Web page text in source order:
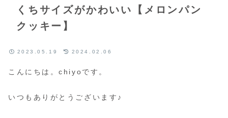
くちサイズがかわいい【メロンパン
クッキー】
2023.05.19 2024.02.06
こんにちは。chiyoです。
いつもありがとうございます♪